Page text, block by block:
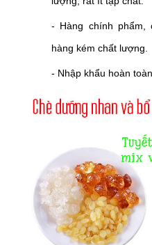
- Hàng chính
hàng kém chất lượng.
- Nhập khẩu hoàn